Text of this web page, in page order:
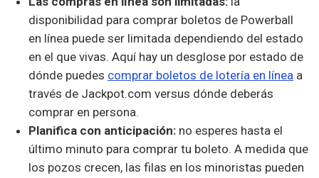
disponibilidad para comprar boletos de Powerball
en línea puede ser limitada dependiendo del estado
en el que vivas. Aquí hay un desglose por estado de
dónde puedes comprar boletos de lotería en línea a
través de Jackpot.com versus dónde deberás
comprar en persona.
Planifica con anticipación: no esperes hasta el
último minuto para comprar tu boleto. A medida que
los pozos crecen, las filas en los minoristas pueden